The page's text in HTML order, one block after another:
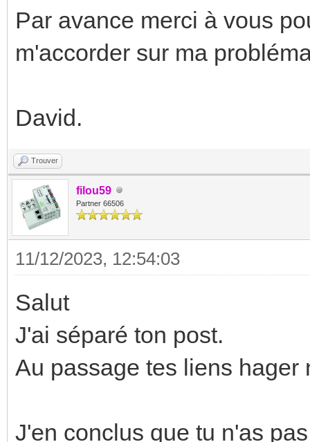
Par avance merci à vous
m'accorder sur ma
David.
Trouver
filou59
Partner 66506
11/12/2023, 12:54:03
Salut
J'ai séparé ton post.
Au passage tes liens hager
J'en conclus que tu n'as